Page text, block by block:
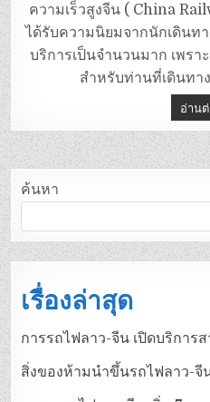
ความเร็วสูงจีน ( China
ได้รับความนิยมจากนักเดินท
บริการเป็นจำนวนมาก เพรา
สำหรับท่านที่เดินทา
อ่าน
ค้นหา
เรื่องล่าสุด
การรถไฟลาว-จีน เปิดบริการ
สิ่งของห้ามนำขึ้นรถไฟลาว-จี